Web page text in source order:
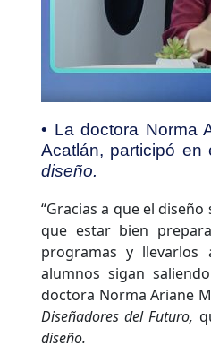
• La doctora Norma
Acatlán, participó en
diseño.
“Gracias a que el
que estar bien
programas y
alumnos sigan
doctora Norma Ariane
Diseñadores del Futuro,
diseño.